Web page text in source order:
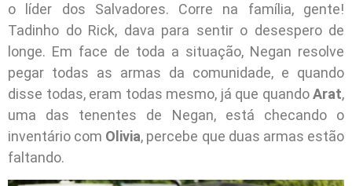
o líder dos Salvadores. Corre na família, gente!
Tadinho do Rick, dava para sentir o desespero de
longe. Em face de toda a situação, Negan resolve
pegar todas as armas da comunidade, e quando
disse todas, eram todas mesmo, já que quandoArat,
uma das tenentes de Negan, está checando o
inventário com Olivia, percebe que duas armas estão
faltando.